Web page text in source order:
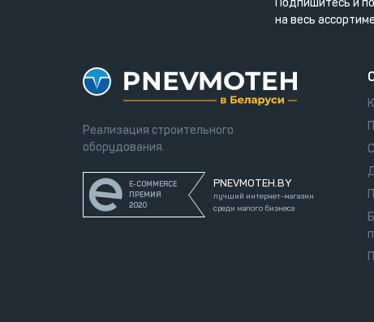
Подпишитесь и
на весь
Реализация строительного
оборудования.
E-COMMERCE
ПРЕМИЯ
2020
PNEVMOTEH.BY
лучший интернет-магазин
среди малого бизнеса